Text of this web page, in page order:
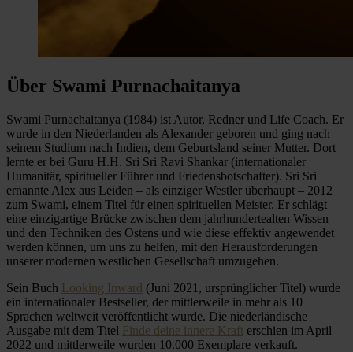
Über Swami Purnachaitanya
Swami Purnachaitanya (1984) ist Autor, Redner und Life Coach. Er
wurde in den Niederlanden als Alexander geboren und ging nach
seinem Studium nach Indien, dem Geburtsland seiner Mutter. Dort
lernte er bei Guru H.H. Sri Sri Ravi Shankar (internationaler
Humanitär, spiritueller Führer und Friedensbotschafter). Sri Sri
ernannte Alex aus Leiden – als einziger Westler überhaupt – 2012
zum Swami, einem Titel für einen spirituellen Meister. Er schlägt
eine einzigartige Brücke zwischen dem jahrhundertealten Wissen
und den Techniken des Ostens und wie diese effektiv angewendet
werden können, um uns zu helfen, mit den Herausforderungen
unserer modernen westlichen Gesellschaft umzugehen.
Sein Buch Looking Inward (Juni 2021, ursprünglicher Titel) wurde
ein internationaler Bestseller, der mittlerweile in mehr als 10
Sprachen weltweit veröffentlicht wurde. Die niederländische
Ausgabe mit dem Titel Finde deine innere Kraft erschien im April
2022 und mittlerweile wurden 10.000 Exemplare verkauft.